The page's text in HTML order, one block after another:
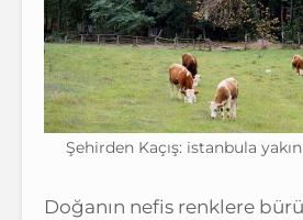
Şehirden Kaçış: istanbula
Doğanın nefis renklere